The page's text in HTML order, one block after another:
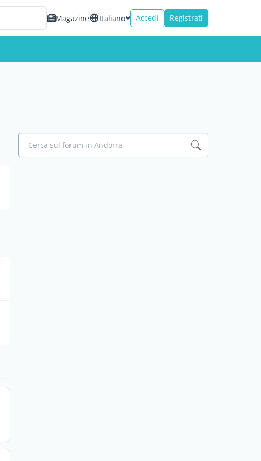
Magazine Italiano Accedi Registrati
Cerca sul forum in Andorra